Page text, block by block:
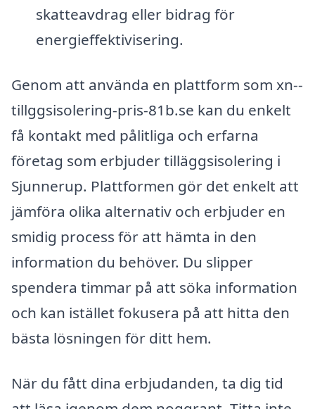
skatteavdrag eller bidrag för
energieffektivisering.
Genom att använda en plattform som xn--
tillggsisolering-pris-81b.se kan du enkelt
få kontakt med pålitliga och erfarna
företag som erbjuder tilläggsisolering i
Sjunnerup. Plattformen gör det enkelt att
jämföra olika alternativ och erbjuder en
smidig process för att hämta in den
information du behöver. Du slipper
spendera timmar på att söka information
och kan istället fokusera på att hitta den
bästa lösningen för ditt hem.
När du fått dina erbjudanden, ta dig tid